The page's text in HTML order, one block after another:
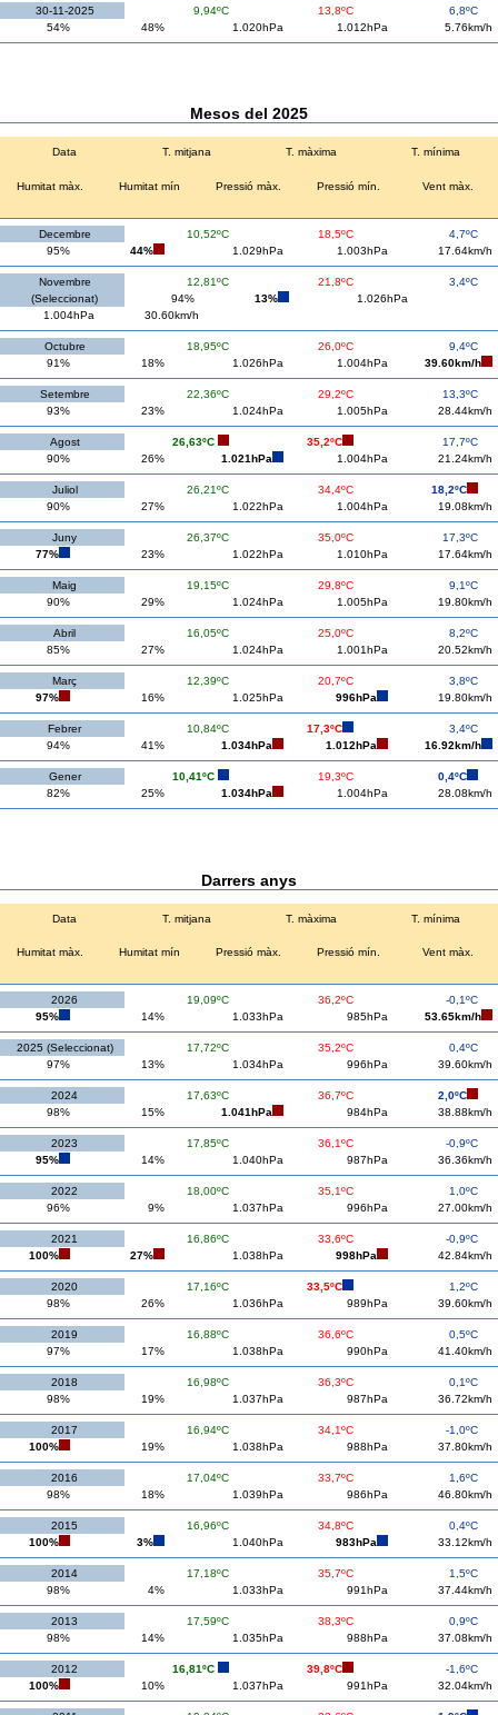
30-11-2025 9,94ºC 13,8ºC
6,8ºC
54%
48% 1.020hPa 1.012hPa 5.76km/h
Mesos del 2025
Data T. mitjana T. màxima T. mínima
Humitat màx. Humitat mín Pressió màx. Pressió mín. Vent màx.
Decembre 10,52ºC 18,5ºC
4,7ºC
95%
44% 1.029hPa 1.003hPa 17.64km/h
Novembre
(Seleccionat)
12,81ºC 21,8ºC
3,4ºC
94%
13%
1.026hPa
1.004hPa
30.60km/h
Octubre 18,95ºC 26,0ºC
9,4ºC
91%
18% 1.026hPa 1.004hPa 39.60km/h
Setembre 22,36ºC 29,2ºC
13,3ºC
93%
23% 1.024hPa 1.005hPa 28.44km/h
Agost 26,63ºC 35,2ºC
17,7ºC
90%
26% 1.021hPa 1.004hPa 21.24km/h
Juliol 26,21ºC 34,4ºC
18,2ºC
90%
27% 1.022hPa 1.004hPa 19.08km/h
Juny 26,37ºC 35,0ºC
17,3ºC
77%
23% 1.022hPa 1.010hPa 17.64km/h
Maig 19,15ºC 29,8ºC
9,1ºC
90%
29% 1.024hPa 1.005hPa 19.80km/h
Abril 16,05ºC 25,0ºC
8,2ºC
85%
27% 1.024hPa 1.001hPa 20.52km/h
Març 12,39ºC 20,7ºC
3,8ºC
97%
16% 1.025hPa 996hPa 19.80km/h
Febrer 10,84ºC 17,3ºC
3,4ºC
94%
41% 1.034hPa 1.012hPa 16.92km/h
Gener 10,41ºC 19,3ºC
0,4ºC
82%
25% 1.034hPa 1.004hPa 28.08km/h
Darrers anys
Data T. mitjana T. màxima T. mínima
Humitat màx. Humitat mín Pressió màx. Pressió mín. Vent màx.
2026 19,09ºC 36,2ºC
-0,1ºC
95%
14% 1.033hPa 985hPa 53.65km/h
2025 (Seleccionat) 17,72ºC 35,2ºC
0,4ºC
97%
13% 1.034hPa 996hPa 39.60km/h
2024 17,63ºC 36,7ºC
2,0ºC
98%
15% 1.041hPa 984hPa 38.88km/h
2023 17,85ºC 36,1ºC
-0,9ºC
95%
14% 1.040hPa 987hPa 36.36km/h
2022 18,00ºC 35,1ºC
1,0ºC
96%
9% 1.037hPa 996hPa 27.00km/h
2021 16,86ºC 33,6ºC
-0,9ºC
100%
27% 1.038hPa 998hPa 42.84km/h
2020 17,16ºC 33,5ºC
1,2ºC
98%
26% 1.036hPa 989hPa 39.60km/h
2019 16,88ºC 36,6ºC
0,5ºC
97%
17% 1.038hPa 990hPa 41.40km/h
2018 16,98ºC 36,3ºC
0,1ºC
98%
19% 1.037hPa 987hPa 36.72km/h
2017 16,94ºC 34,1ºC
-1,0ºC
100%
19% 1.038hPa 988hPa 37.80km/h
2016 17,04ºC 33,7ºC
1,6ºC
98%
18% 1.039hPa 986hPa 46.80km/h
2015 16,96ºC 34,8ºC
0,4ºC
100%
3% 1.040hPa 983hPa 33.12km/h
2014 17,18ºC 35,7ºC
1,5ºC
98%
4% 1.033hPa 991hPa 37.44km/h
2013 17,59ºC 38,3ºC
0,9ºC
98%
14% 1.035hPa 988hPa 37.08km/h
2012 16,81ºC 39,8ºC
-1,6ºC
100%
10% 1.037hPa 991hPa 32.04km/h